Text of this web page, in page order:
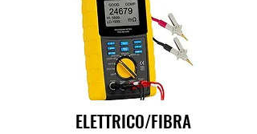
ELETTRICO/FIBRA